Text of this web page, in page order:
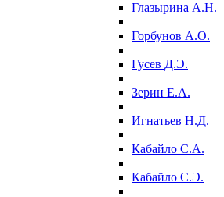
Глазырина А.Н.
Горбунов А.О.
Гусев Д.Э.
Зерин Е.А.
Игнатьев Н.Д.
Кабайло С.А.
Кабайло С.Э.